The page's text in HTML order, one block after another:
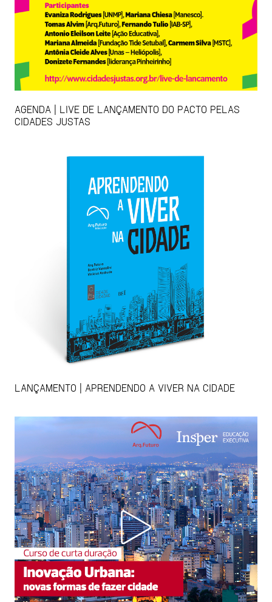
AGENDA | LIVE DE LANÇAMENTO DO PACTO PELAS
CIDADES JUSTAS
LANÇAMENTO | APRENDENDO A VIVER NA CIDADE